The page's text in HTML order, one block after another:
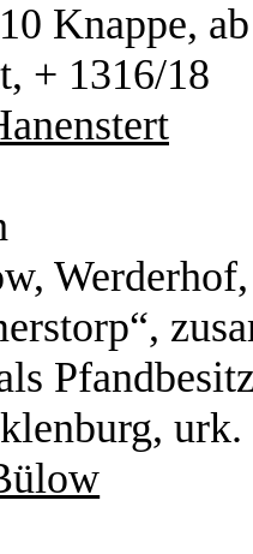
Knappe,
+ 1316/18
urk.